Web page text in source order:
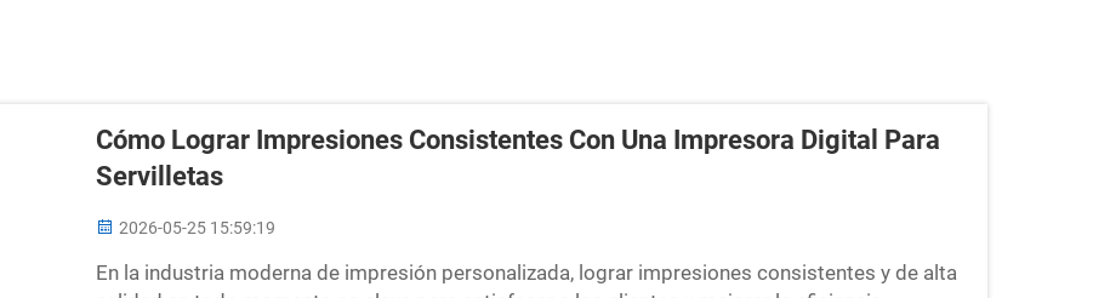
Cómo Lograr Impresiones Consistentes Con Una Impresora Digital Para
Servilletas
2026-05-25 15:59:19
En la industria moderna de impresión personalizada, lograr impresiones consistentes y de alta